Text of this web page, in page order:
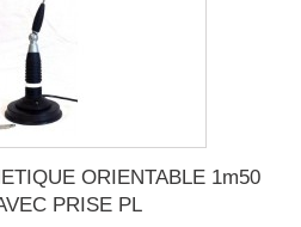
ORIENTABLE 1m50
PRISE PL